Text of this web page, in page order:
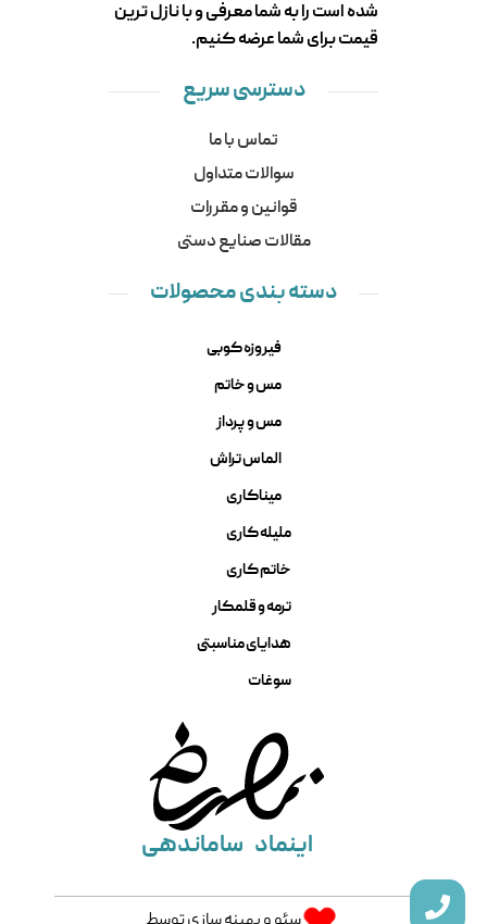
شده است را به شما معرفی و با نازل ترین
قیمت برای شما عرضه کنیم.
دسترسی سریع
تماس با ما
سوالات متداول
قوانین و مقررات
مقالات صنایع دستی
دسته بندی محصولات
فیروزه کوبی
مس و خاتم
مس و پرداز
الماس تراش
میناکاری
ملیله کاری
خاتم کاری
ترمه و قلمکار
هدایای مناسبتی
سوغات
اینماد ساماندهی